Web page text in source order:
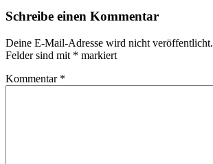
Schreibe einen Kommentar
Deine E-Mail-Adresse wird nicht veröffentlicht.
Felder sind mit * markiert
Kommentar *